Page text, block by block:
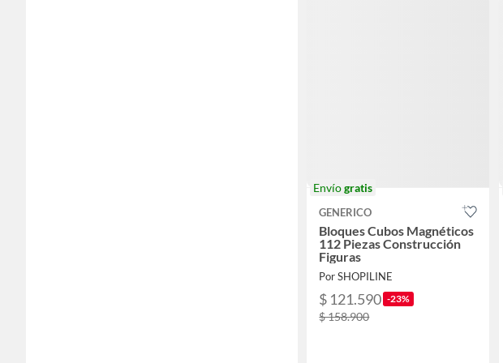
Envíogratis
GENERICO
Bloques Cubos Magnéticos
112 Piezas Construcción
Figuras
Por SHOPILINE
$ 121.590 -23%
$ 158.900